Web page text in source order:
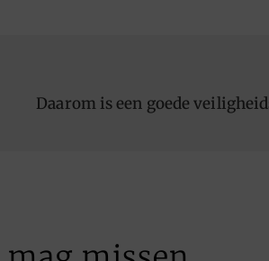
Daarom is een goede